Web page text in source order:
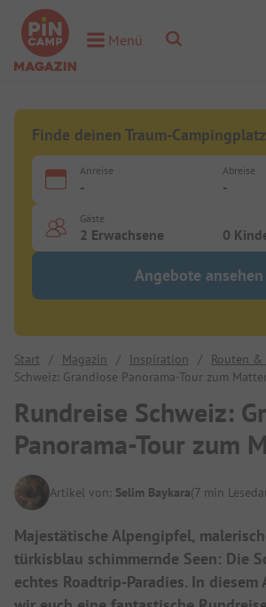
Toggle Menu
Menü Toggle Search
Finde deinen Traum-Campingplatz
Anreise
-
Abreise
-
Gäste
2 Erwachsene 0
Angebote ansehen
Start / Magazin / Inspiration / Routen &
Schweiz: Grandiose Panorama-Tour zum
Rundreise Schweiz:
Panorama-Tour zum
Artikel von: Selim Baykara(7 min
Majestätische Alpengipfel,
türkisblau schimmernde Seen: Die
echtes Roadtrip-Paradies. In